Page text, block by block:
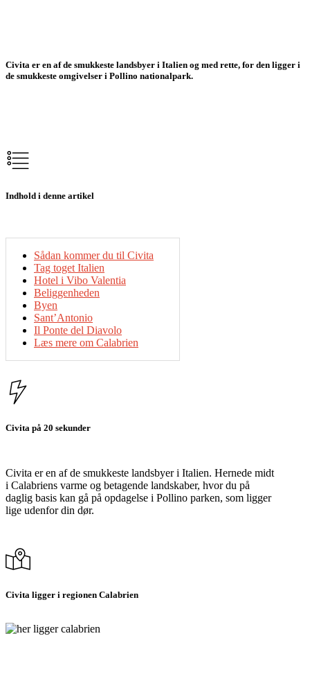
Civita er en af de smukkeste landsbyer i Italien og med rette, for den ligger i
de smukkeste omgivelser i Pollino nationalpark.
Indhold i denne artikel
Sådan kommer du til Civita
Tag toget Italien
Hotel i Vibo Valentia
Beliggenheden
Byen
Sant’Antonio
Il Ponte del Diavolo
Læs mere om Calabrien
Civita på 20 sekunder
Civita er en af de smukkeste landsbyer i Italien. Hernede midt
i Calabriens varme og betagende landskaber, hvor du på
daglig basis kan gå på opdagelse i Pollino parken, som ligger
lige udenfor din dør.
Civita ligger i regionen Calabrien